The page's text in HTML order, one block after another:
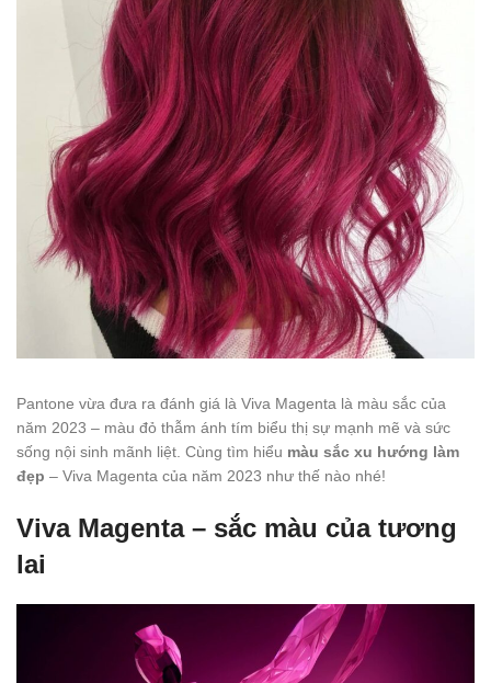
Pantone vừa đưa ra đánh giá là Viva Magenta là màu sắc của
năm 2023 – màu đỏ thẫm ánh tím biểu thị sự mạnh mẽ và sức
sống nội sinh mãnh liệt. Cùng tìm hiểu màu sắc xu hướng làm
đẹp – Viva Magenta của năm 2023 như thế nào nhé!
Viva Magenta – sắc màu của tương
lai